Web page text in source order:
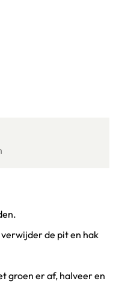
vinken
de pit en hak
vinken
groen er af, halveer en